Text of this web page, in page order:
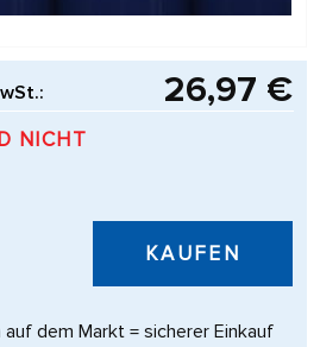
26,97 €
NICHT
KAUFEN
dem Markt = sicherer Einkauf